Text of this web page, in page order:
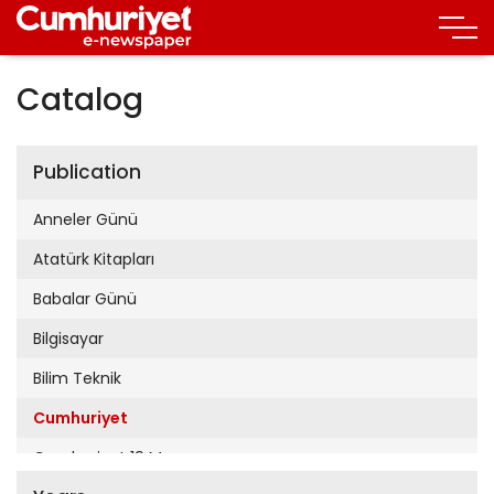
Catalog
Publication
Anneler Günü
Atatürk Kitapları
Babalar Günü
Bilgisayar
Bilim Teknik
Cumhuriyet
Cumhuriyet 19 Mayıs